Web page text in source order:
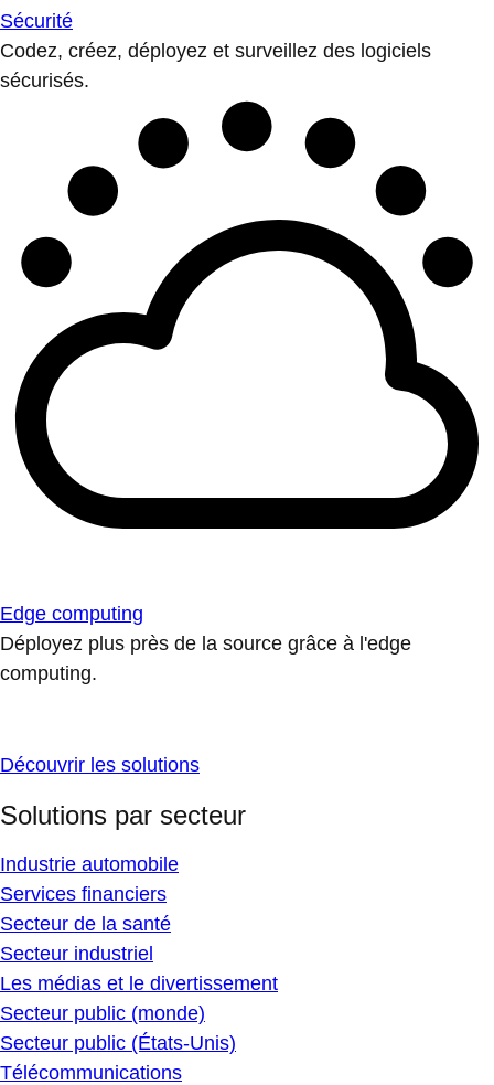
Sécurité
Codez, créez, déployez et surveillez des logiciels
sécurisés.
Edge computing
Déployez plus près de la source grâce à l'edge
computing.
Découvrir les solutions
Solutions par secteur
Industrie automobile
Services financiers
Secteur de la santé
Secteur industriel
Les médias et le divertissement
Secteur public (monde)
Secteur public (États-Unis)
Télécommunications